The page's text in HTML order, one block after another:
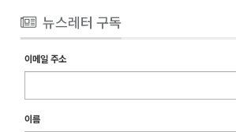
뉴스레터 구독
이메일 주소
이름